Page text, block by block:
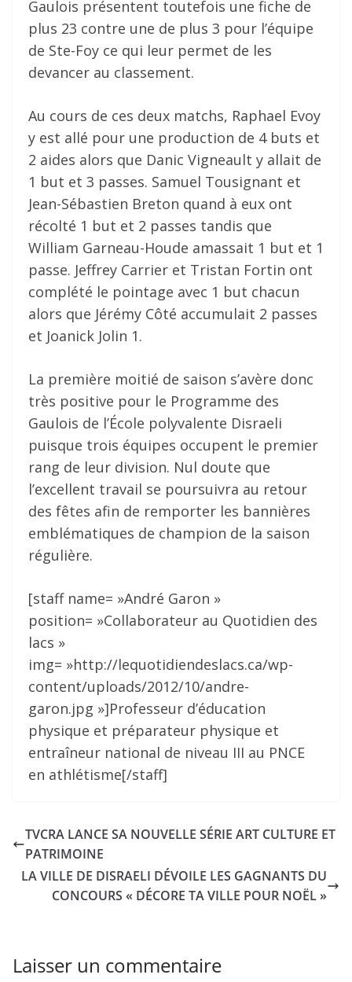
Gaulois présentent toutefois une fiche de
plus 23 contre une de plus 3 pour l’équipe
de Ste-Foy ce qui leur permet de les
devancer au classement.
Au cours de ces deux matchs, Raphael Evoy
y est allé pour une production de 4 buts et
2 aides alors que Danic Vigneault y allait de
1 but et 3 passes. Samuel Tousignant et
Jean-Sébastien Breton quand à eux ont
récolté 1 but et 2 passes tandis que
William Garneau-Houde amassait 1 but et 1
passe. Jeffrey Carrier et Tristan Fortin ont
complété le pointage avec 1 but chacun
alors que Jérémy Côté accumulait 2 passes
et Joanick Jolin 1.
La première moitié de saison s’avère donc
très positive pour le Programme des
Gaulois de l’École polyvalente Disraeli
puisque trois équipes occupent le premier
rang de leur division. Nul doute que
l’excellent travail se poursuivra au retour
des fêtes afin de remporter les bannières
emblématiques de champion de la saison
régulière.
[staff name= »André Garon »
position= »Collaborateur au Quotidien des
lacs »
img= »http://lequotidiendeslacs.ca/wp-
content/uploads/2012/10/andre-
garon.jpg »]Professeur d’éducation
physique et préparateur physique et
entraîneur national de niveau III au PNCE
en athlétisme[/staff]
TVCRA LANCE SA NOUVELLE SÉRIE ART CULTURE ET
PATRIMOINE
LA VILLE DE DISRAELI DÉVOILE LES GAGNANTS DU
CONCOURS « DÉCORE TA VILLE POUR NOËL »
Laisser un commentaire